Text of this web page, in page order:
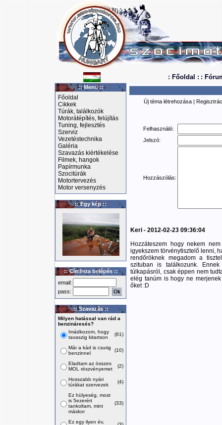
: Főoldal : :
:: Menü ::
Főoldal
Cikkek
Túrák, találkozók
Motorátépítés, felújítás
Tuning, fejlesztés
Szerviz
Vezetéstechnika
Galéria
Szavazás kiértékelése
Filmek, hangok
Papírmunka
Szocitúrák
Motortervezés
Motor versenyzés
:: Egy kép ::
:: Címlista belépés ::
email:
pass:
:: Szavazás ::
Milyen hatással van rád a
benzináresés?
Imádkozom, hogy
tavaszig kitartson
(61)
Már a kád is csurig
benzinnel
(10)
Eladtam az összes
MOL részvényemet
(2)
Hosszabb nyári
túrákat szervezek
(4)
Ez hülyeség, most
is 5ezerért
tankoltam, mint
máskor
(33)
Ez egy ilyen év,
Új téma létrehozása |
Felhasználó:
Jelszó:
Hozzászólás:
Keri - 2012-02-23 09:36:04
Hozzáteszem hogy nekem
igyekszem törvénytisztelő lenni,
rendőröknek megadom a
szituban is találkozunk.
túlkapásról, csak éppen nem
elég tanúm is hogy ne
őket :D